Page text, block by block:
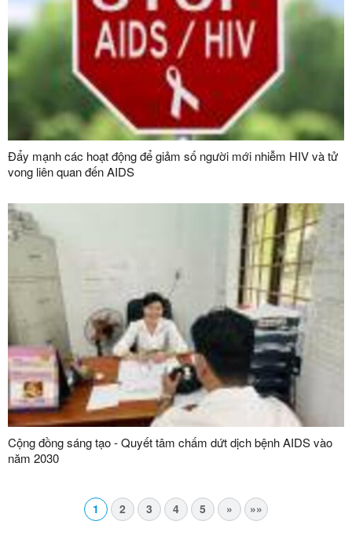
Đẩy mạnh các hoạt động để giảm số người mới nhiễm HIV và tử
vong liên quan đến AIDS
Cộng đồng sáng tạo - Quyết tâm chấm dứt dịch bệnh AIDS vào
năm 2030
1 2 3 4 5 » »»